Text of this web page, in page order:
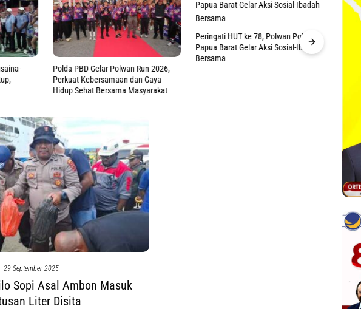
Polda PBD Gelar Polwan Run 2026,
Perkuat Kebersamaan dan Gaya
Hidup Sehat Bersama Masyarakat
Peringati HUT ke 78, Polwan Polda
Papua Barat Gelar Aksi Sosial-Ibadah
Bersama
CSR
29 September 2025
Sopi Asal Ambon Masuk
Liter Disita